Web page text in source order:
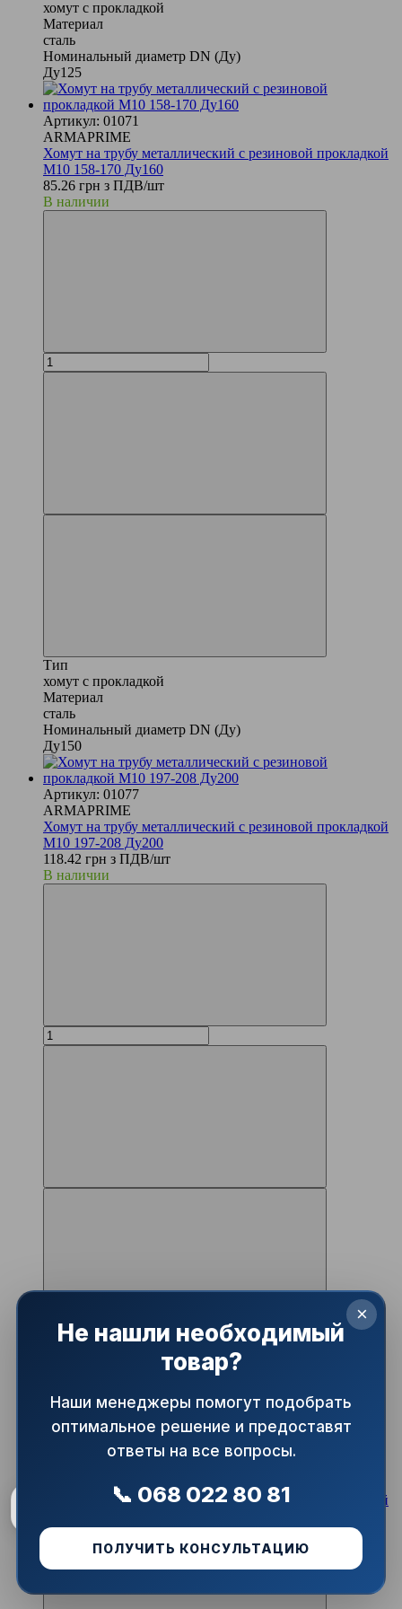
хомут с прокладкой
Материал
сталь
Номинальный диаметр DN (Ду)
Ду125
Артикул: 01071
ARMAPRIME
Хомут на трубу металлический с резиновой прокладкой
М10 158-170 Ду160
85.26 грн з ПДВ/шт
В наличии
Тип
хомут с прокладкой
Материал
сталь
Номинальный диаметр DN (Ду)
Ду150
Артикул: 01077
ARMAPRIME
Хомут на трубу металлический с резиновой прокладкой
М10 197-208 Ду200
118.42 грн з ПДВ/шт
В наличии
Тип
хомут с прокладкой
Номинальный диаметр DN (Ду)
ARMAPRIME
Хомут на трубу металлический с резиновой прокладкой
128.60 грн з ПДВ/шт
В наличии
Рейтинг магазину
×
Не нашли необходимый
товар?
Наши менеджеры помогут подобрать
оптимальное решение и предоставят
ответы на все вопросы.
📞 068 022 80 81
ПОЛУЧИТЬ КОНСУЛЬТАЦИЮ